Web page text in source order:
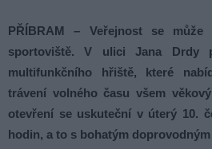
PŘÍBRAM – Veřejnost se
sportoviště. V ulici Jana Drdy
multifunkčního hřiště, které
trávení volného času všem
otevření se uskuteční v úterý 10.
hodin, a to s bohatým